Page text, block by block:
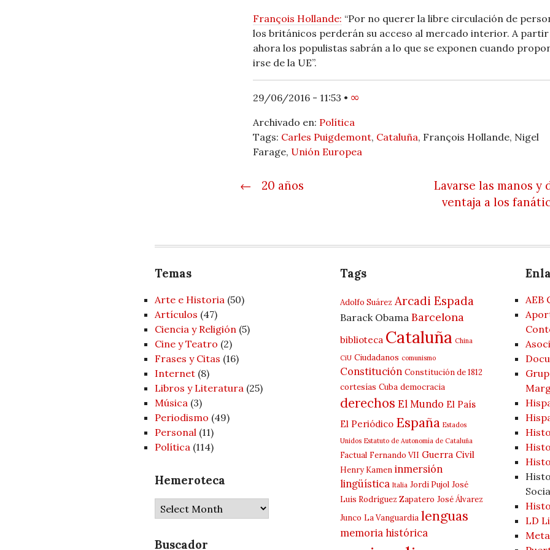
François Hollande: “Por no querer la libre circulación de
los británicos perderán su acceso al mercado interior. A
ahora los populistas sabrán a lo que se exponen cuando
irse de la UE”.
29/06/2016 - 11:53 • ∞
Archivado en: Política
Tags: Carles Puigdemont, Cataluña, François Hollande, Nigel
Farage, Unión Europea
Post navigation
← 20 años
Lavarse las manos y
ventaja a los
Temas
Arte e Historia (50)
Artí­culos (47)
Ciencia y Religión (5)
Cine y Teatro (2)
Frases y Citas (16)
Internet (8)
Libros y Literatura (25)
Música (3)
Periodismo (49)
Personal (11)
Política (114)
Hemeroteca
Hemeroteca
Buscador
Tags
Adolfo Suárez Arcadi Espada
Barack Obama Barcelona
biblioteca Cataluña China
CiU Ciudadanos comunismo
Constitución Constitución de 1812
cortesías Cuba democracia
derechos El Mundo El País
El Periódico España Estados
Unidos Estatuto de Autonomía de Cataluña
Factual Fernando VII Guerra Civil
Henry Kamen inmersión
lingüística Italia Jordi Pujol José
Luis Rodríguez Zapatero José Álvarez
Junco La Vanguardia lenguas
memoria histórica
AEB
LD